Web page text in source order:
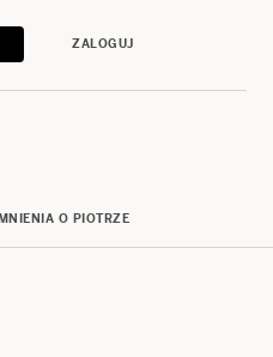
ZALOGUJ
O PIOTRZE